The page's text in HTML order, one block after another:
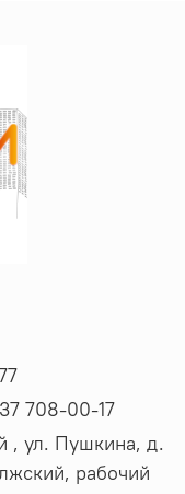
708-00-17
, ул. Пушкина, д.
рабочий